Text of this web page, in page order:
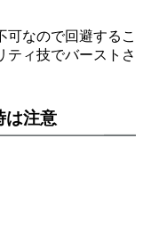
可なので回避するこ
ティ技でバーストさ
は注意